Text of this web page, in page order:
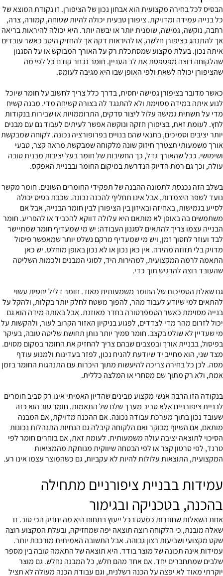
הבסיס לכל בחירה מקצועית הוא אבחון נכון של הציפורן. זו נקודת המוצא של
כל בנייה עמידה ומדויקת. ציפורן טבעית יכולה להיות שטוחה, קמורה, צרה,
רחבה, נוקשה, גמישה, שומנית יותר או יבשה יותר. היא יכולה להיראות בריאה
אך להתנהג כציפורן חלשה, או להיראות דקה אך להחזיק היטב כאשר עובדים
איתה נכון. בעלת מקצוע שמסתכלת רק על האורך המבוקש או על הסגנון
שהלקוחה רוצה מפספסת את לב העניין. חומר נבחר קודם כל לפי מה
שהציפורן יכולה לשאת ולפי האופן שבו היא מגיבה לעומס.
כאשר מדובר בציפורן גמישה יחסית, בדרך כלל צריך לחשוב על חומר שיוכל
לנוע איתה במידה מסוימת ולא להתנגד לה בצורה קשיחה מדי. מבנה קשיח
מדי על תשתית גמישה עלול ליצור סדקים, התרוממויות או שבירות בנקודות
לחץ. לעומת זאת, בציפורן חזקה ונוקשה אפשר לעיתים לעבוד גם עם מבנים
יותר יציבים וסמיכים, בתנאי שהם בנויים בפרופורציה נכונה. לקוחה שמבקשת
אורך משמעותי תצטרך חיזוק שונה מלקוחה שמבקשת מראה קצר, טבעי
ושימושי. ככל שהאורך גדל, כך החשיבות של חומר בעל יציבות מבנית טובה
עולה, וכך גם רמת הדיוק הנדרשת במיקום החומר ובבניית האפקס.
בשלב הזה נכנסת לתמונה ההבנה של תפקידי החומרים השונים. חומר מקשר
נועד לשפר היצמדות, אבל אינו תחליף להכנה נכונה. שכבת בסיס יכולה
לסייע בגמישות, באחיזה ובאיזון בין הציפורן לבין חומר הבנייה, אבל אם
משתמשים בה באופן לא מותאם היא עלולה דווקא להכביד או להפריע. חומר
הבנייה עצמו צריך להתאים לסגנון העבודה: יש מי שמעדיף חומר שמתיישר
לבד ועוזר לחסוך זמן, ויש מי שמעדיף מרקם נשלט יותר שמאפשר פיסול
מדויק בלי תזוזה מהירה. אין כאן נכון או לא נכון באופן מוחלט. יש כאן
התאמה לרמה המקצועית, למהירות היד, לסוגי המבנים ולכמות השליטה
שהעובד רוצה להרגיש תוך כדי.
גם שאלת הסמיכות של החומר משמעותית מאוד. חומר דליל יחסית עשוי
להתאים למי שיודע לעבוד מהר, להפוך משטח לחלק יותר בקלות, ולהקל על
בנייה מסוימת כאשר הטמפרטורה בחדר מאוזנת. אבל באותה מידה הוא גם
יכול לזרום מהר מדי לצדדים, לפגוע בניקיון האזור הקרוב לעור, ולהקשות על
מי שעדיין לא שולט בקצב. חומר סמיך יותר נותן תחושת שליטה טובה, בעיקר
בפיסול, בבניית אורך ובמצבים שבהם צריך להחזיק את החומר במקום מסוים.
מצד שני, הוא מחייב יד שיודעת להניח נכון, לפזר בעדינות ולמנוע עודף
מסה. לכן כל בחירה צריכה להיעשות מתוך היכרות עם התנהגות החומר בזמן
אמת, ולא רק מתוך שם מסחרי או המלצה כללית.
בנקודה הזו הרבה אנשי מקצוע מבינים שהדיון האמיתי אינו רק סביב חומרים
לבניית ציפורניים אלא סביב מערך שלם של התאמות. חומר טוב הוא כזה
שעובד נכון בתוך מערכת עבודה נכונה. אם ההכנה מדויקת, אם המבנה
מותאם, אם השיוף מבוקר ואם הלקוחה קיבלה גם הנחיות התנהלות נכונות
הסיכוי לתוצאה יציבה עולה משמעותית. לעומת זאת, אם בוחרים חומר לפי
טרנד, לפי סרטון קצר או לפי הבטחה שיווקית מנותקת מהמציאות
המקצועית, התוצאות עלולות להיות לא עקביות, גם כשהמוצר עצמו אינו רע.
עמידות בבניית ציפורניים מתחילה
בהכנה, בטכניקה ובגימור
אחת השאלות שחוזרות כמעט בכל ייעוץ בתחום היא מה יחזיק הכי טוב. זו
שאלה מובנת, כי הלקוחה רוצה תוצאה יפה שמחזיקה, ובעלת המקצוע רוצה
שקט מקצועי ושביעות רצון גבוהה. אבל התשובה האמיתית מורכבת יותר.
עמידות אינה תכונה של מוצר בודד. היא תוצאה של התאמה טובה בין מספר
שלבים שמתחברים יחד. אם אחד מהם חלש, כל המבנה נחלש. גם מוצר
יוקרתי מאוד לא יפצה על הכנה רשלנית, וגם עבודת הכנה מעולה לא תציל